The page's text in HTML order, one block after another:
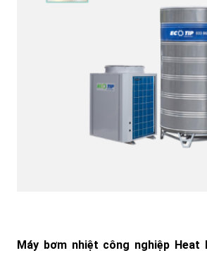
Máy bơm nhiệt công nghiệp Heat